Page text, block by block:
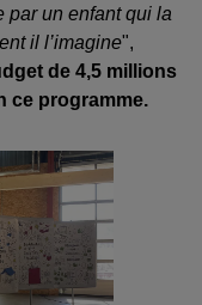
par un enfant qui la
il l’imagine",
de 4,5 millions
ce programme.